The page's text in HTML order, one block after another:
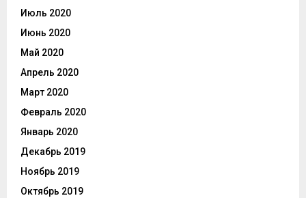
Июль 2020
Июнь 2020
Май 2020
Апрель 2020
Март 2020
Февраль 2020
Январь 2020
Декабрь 2019
Ноябрь 2019
Октябрь 2019